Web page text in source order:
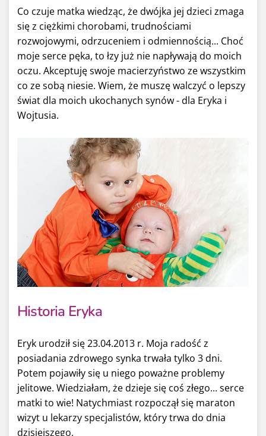
Co czuje matka wiedząc, że dwójka jej dzieci zmaga
się z ciężkimi chorobami, trudnościami
rozwojowymi, odrzuceniem i odmiennością... Choć
moje serce pęka, to łzy już nie napływają do moich
oczu. Akceptuję swoje macierzyństwo ze wszystkim
co ze sobą niesie. Wiem, że muszę walczyć o lepszy
świat dla moich ukochanych synów - dla Eryka i
Wojtusia.
Historia Eryka
Eryk urodził się 23.04.2013 r. Moja radość z
posiadania zdrowego synka trwała tylko 3 dni.
Potem pojawiły się u niego poważne problemy
jelitowe. Wiedziałam, że dzieje się coś złego... serce
matki to wie! Natychmiast rozpoczął się maraton
wizyt u lekarzy specjalistów, który trwa do dnia
dzisiejszego.